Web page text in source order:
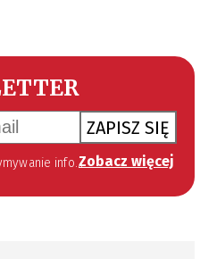
ZAPISZ SIĘ
(Dz. U. 144 z 2002 r. poz. 1204). Zgoda jest dobrowolna, jednak jej wyrażenie jest konieczne, aby otrzymywać newsletter. Zobacz więcej